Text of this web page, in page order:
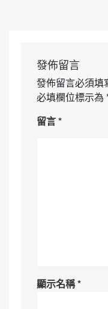
發佈留言
發佈留言必須填
必填欄位標示為
留言*
顯示名稱*